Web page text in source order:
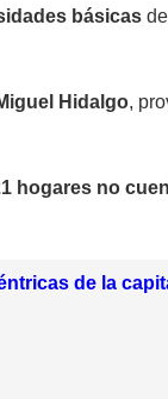
básicas
Hidalgo,
hogares no
de la